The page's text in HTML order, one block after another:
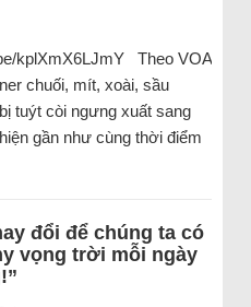
kplXmX6LJmY Theo VOA
chuối, mít, xoài, sầu
tuýt còi ngưng xuất sang
gần như cùng thời điểm
đổi để chúng ta có
vọng trời mỗi ngày